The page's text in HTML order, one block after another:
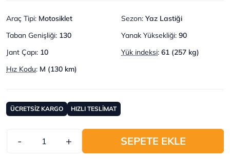
Araç Tipi: Motosiklet Sezon: Yaz Lastiği
Taban Genişliği: 130 Yanak Yüksekliği: 90
Jant Çapı: 10 Yük indeksi: 61 (257 kg)
Hız Kodu: M (130 km)
ÜCRETSİZ KARGO HIZLI TESLİMAT
- + SEPETE EKLE